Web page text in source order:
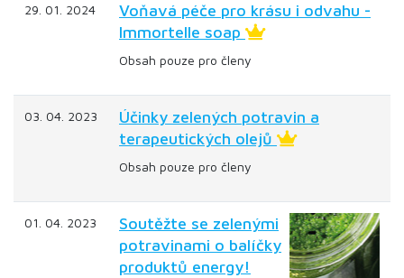
29. 01. 2024
Voňavá péče pro krásu i odvahu -
Immortelle soap
Obsah pouze pro členy
03. 04. 2023
Účinky zelených potravin a
terapeutických olejů
Obsah pouze pro členy
01. 04. 2023
Soutěžte se zelenými
potravinami o balíčky
produktů energy!